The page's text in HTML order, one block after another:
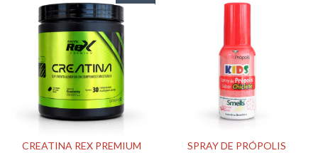
CREATINA REX PREMIUM
SPRAY DE PRÓPOLIS